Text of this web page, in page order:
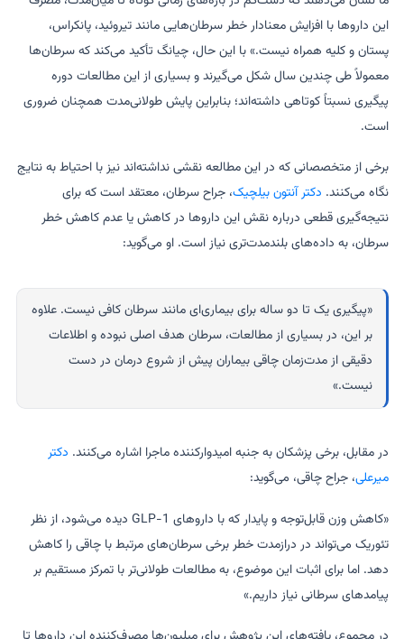
این داروها با افزایش معنادار خطر سرطان‌هایی مانند تیروئید، پانکراس،
پستان و کلیه همراه نیست.» با این حال، چیانگ تأکید می‌کند که سرطان‌ها
معمولاً طی چندین سال شکل می‌گیرند و بسیاری از این مطالعات دوره
پیگیری نسبتاً کوتاهی داشته‌اند؛ بنابراین پایش طولانی‌مدت همچنان ضروری
است.
برخی از متخصصانی که در این مطالعه نقشی نداشته‌اند نیز با احتیاط به نتایج
نگاه می‌کنند. دکترآنتون بیلچیک، جراح سرطان، معتقد است که برای
نتیجه‌گیری قطعی درباره نقش این داروها در کاهش یا عدم کاهش خطر
سرطان، به داده‌های بلندمدت‌تری نیاز است. او می‌گوید:
«پیگیری یک تا دو ساله برای بیماری‌ای مانند سرطان کافی نیست. علاوه
بر این، در بسیاری از مطالعات، سرطان هدف اصلی نبوده و اطلاعات
دقیقی از مدت‌زمان چاقی بیماران پیش از شروع درمان در دست
نیست.»
در مقابل، برخی پزشکان به جنبه امیدوارکننده ماجرا اشاره می‌کنند. دکتر
میرعلی، جراح چاقی، می‌گوید:
«کاهش وزن قابل‌توجه و پایدار که با داروهای GLP-1 دیده می‌شود، از نظر
تئوریک می‌تواند در درازمدت خطر برخی سرطان‌های مرتبط با چاقی را کاهش
دهد. اما برای اثبات این موضوع، به مطالعات طولانی‌تر با تمرکز مستقیم بر
پیامدهای سرطانی نیاز داریم.»